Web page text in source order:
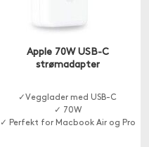
Apple 70W USB-C
strømadapter
✓Vegglader med USB-C
✓ 70W
✓ Perfekt for Macbook Air og Pro